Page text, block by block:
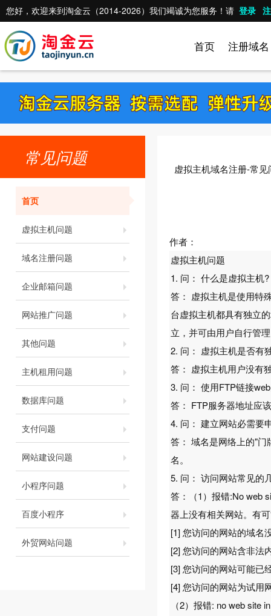
您好，欢迎来到淘金云（2014-2026）我们竭诚为您服务！请 登录
注册域名
首页
常见问题
首页
虚拟主机问题
域名注册问题
企业邮箱问题
网站推广问题
其他问题
主机租用问题
数据库问题
支付问题
网站建设问题
小程序问题
百度小程序
外贸网站问题
虚拟主机域名注册-常见
作者：
虚拟主机问题
1. 问： 什么是虚拟主机?
答： 虚拟主机是使用特
台虚拟主机都具有独立
立，并可由用户自行管
2. 问： 虚拟主机是否有
答： 虚拟主机用户没有
3. 问： 使用FTP链接
答： FTP服务器地址应
4. 问： 建立网站必需要
答： 域名是网络上的"
名。
5. 问： 访问网站常见的
答：（1）报错:No web
器上没有相关网站。有
[1] 您访问的网站的域名
[2] 您访问的网站含非法
[3] 您访问的网站可能已
[4] 您访问的网站为试用
（2）报错: no web site